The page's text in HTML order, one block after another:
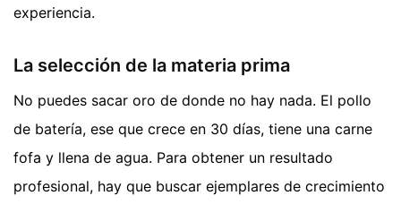
experiencia.
La selección de la materia prima
No puedes sacar oro de donde no hay nada. El pollo
de batería, ese que crece en 30 días, tiene una carne
fofa y llena de agua. Para obtener un resultado
profesional, hay que buscar ejemplares de crecimiento